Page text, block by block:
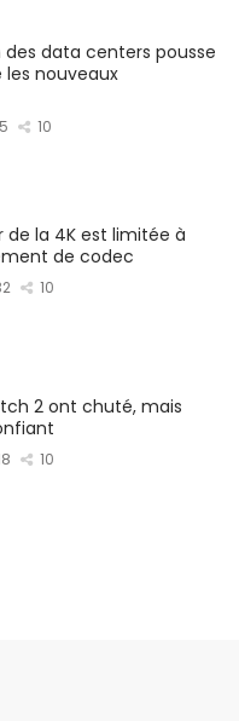
des data centers pousse
les nouveaux
10
de la 4K est limitée à
de codec
10
2 ont chuté, mais
10